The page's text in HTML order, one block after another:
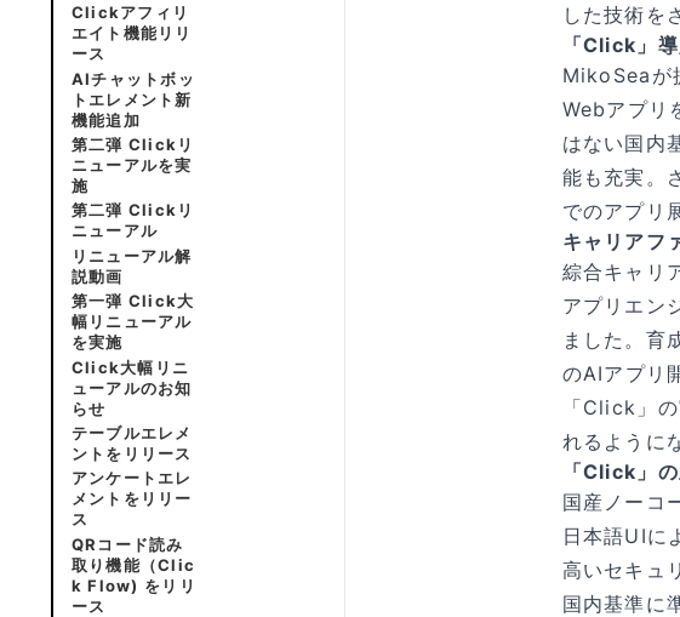
した技術を
「Click」
MikoSeaが
Webアプリ
はない国内
能も充実。
でのアプリ
キャリアフ
綜合キャリ
アプリエン
ました。育
のAIアプリ
「Click」
れるように
「Click」
国産ノーコ
日本語UIに
高いセキュ
国内基準に
Clickアフィリ
エイト機能リリ
ース
AIチャットボッ
トエレメント新
機能追加
第二弾 Clickリ
ニューアルを実
施
第二弾 Clickリ
ニューアル
リニューアル解
説動画
第一弾 Click大
幅リニューアル
を実施
Click大幅リニ
ューアルのお知
らせ
テーブルエレメ
ントをリリース
アンケートエレ
メントをリリー
ス
QRコード読み
取り機能（Clic
k Flow) をリリ
ース